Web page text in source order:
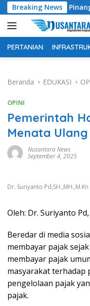
Langsung
ke
konten
Breaking News
Pinang Jaksel, DPR:
PERTANIAN
Beranda EDUKASI
OPINI
Pemerintah
Menata
Nusantara News
September 4, 2025
Dr. Suriyanto Pd,SH.,MH.,M.Kn
Oleh: Dr. Suriyanto
Beredar di media
membayar pajak
membayar pajak
masyarakat
pengelolaan pajak
pajak.